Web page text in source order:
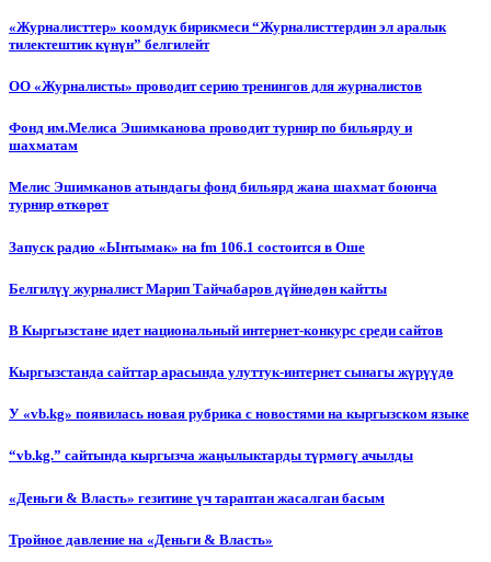
«Журналисттер» коомдук бирикмеси “Журналисттердин эл аралык
тилектештик күнүн” белгилейт
ОО «Журналисты» проводит серию тренингов для журналистов
Фонд им.Мелиса Эшимканова проводит турнир по бильярду и
шахматам
Мелис Эшимканов атындагы фонд бильярд жана шахмат боюнча
турнир өткөрөт
Запуск радио «Ынтымак» на fm 106.1 состоится в Оше
Белгилүү журналист Марип Тайчабаров дүйнөдөн кайтты
В Кыргызстане идет национальный интернет-конкурс среди сайтов
Кыргызстанда сайттар арасында улуттук-интернет сынагы жүрүүдө
У «vb.kg» появилась новая рубрика с новостями на кыргызском языке
“vb.kg.” сайтында кыргызча жаңылыктарды түрмөгү ачылды
«Деньги & Власть» гезитине үч тараптан жасалган басым
Тройное давление на «Деньги & Власть»